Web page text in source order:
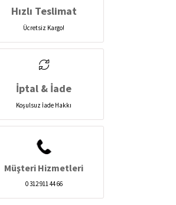
Hızlı Teslimat
Ücretsiz Kargo!
İptal & İade
Koşulsuz İade Hakkı
Müşteri Hizmetleri
0 312 911 44 66